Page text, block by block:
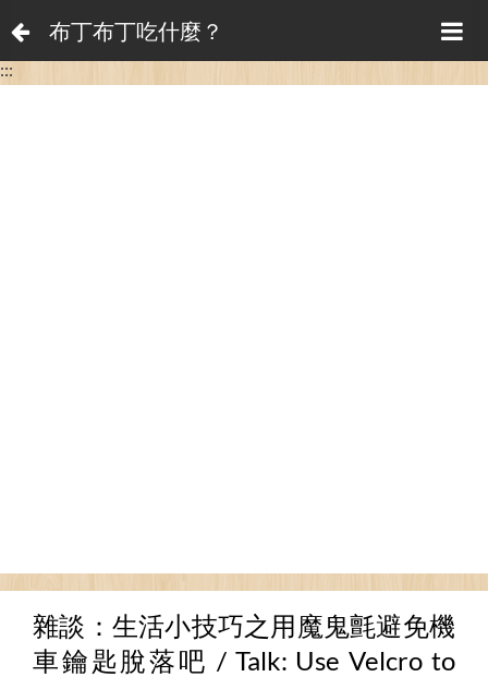
布丁布丁吃什麼？
:::
雜談：生活小技巧之用魔鬼氈避免機
車鑰匙脫落吧 / Talk: Use Velcro to